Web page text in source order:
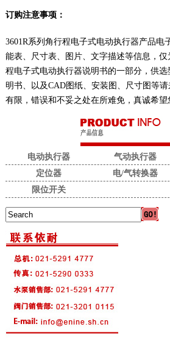
订购注意事项：
3601R系列角行程电子式电动执行器产品电
能表、尺寸表、图片、文字描述等信息，仅
程电子式电动执行器说明书的一部分，供
明书、以及CAD图纸、安装图、尺寸图等
有限，错误和不妥之处在所难免，真诚希望
电动执行器
气动执行器
定位器
电/气转换器
限位开关